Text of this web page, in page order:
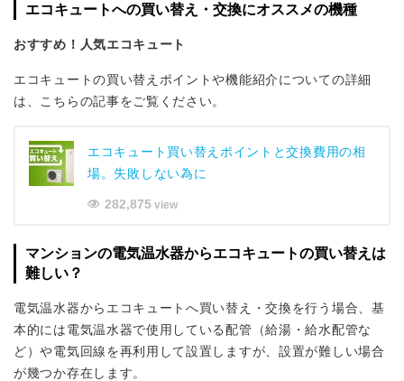
エコキュートへの買い替え・交換にオススメの機種
おすすめ！人気エコキュート
エコキュートの買い替えポイントや機能紹介についての詳細
は、こちらの記事をご覧ください。
エコキュート買い替えポイントと交換費用の相
場。失敗しない為に
282,875 view
マンションの電気温水器からエコキュートの買い替えは
難しい？
電気温水器からエコキュートへ買い替え・交換を行う場合、基
本的には電気温水器で使用している配管（給湯・給水配管な
ど）や電気回線を再利用して設置しますが、設置が難しい場合
が幾つか存在します。